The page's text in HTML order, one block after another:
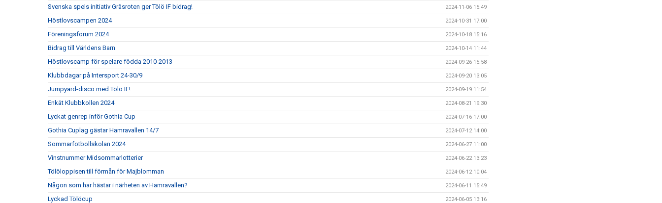
Svenska spels initiativ Gräsroten ger Tölö IF bidrag! 2024-11-06 15:49
Höstlovscampen 2024 2024-10-31 17:00
Föreningsforum 2024 2024-10-18 15:16
Bidrag till Världens Barn 2024-10-14 11:44
Höstlovscamp för spelare födda 2010-2013 2024-09-26 15:58
Klubbdagar på Intersport 24-30/9 2024-09-20 13:05
Jumpyard-disco med Tölö IF! 2024-09-19 11:54
Enkät Klubbkollen 2024 2024-08-21 19:30
Lyckat genrep inför Gothia Cup 2024-07-16 17:00
Gothia Cuplag gästar Hamravallen 14/7 2024-07-12 14:00
Sommarfotbollskolan 2024 2024-06-27 11:00
Vinstnummer Midsommarlotterier 2024-06-22 13:23
Tölöloppisen till förmån för Majblomman 2024-06-12 10:04
Någon som har hästar i närheten av Hamravallen? 2024-06-11 15:49
Lyckad Tölöcup 2024-06-05 13:16